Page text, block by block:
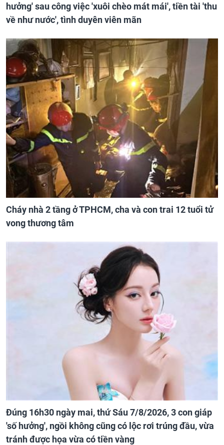
hưởng' sau công việc 'xuôi chèo mát mái', tiền tài 'thu
về như nước', tình duyên viên mãn
Cháy nhà 2 tầng ở TPHCM, cha và con trai 12 tuổi tử
vong thương tâm
Đúng 16h30 ngày mai, thứ Sáu 7/8/2026, 3 con giáp
'số hưởng', ngồi không cũng có lộc rơi trúng đầu, vừa
tránh được họa vừa có tiền vàng